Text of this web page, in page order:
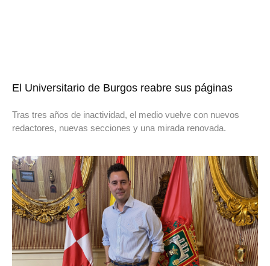
El Universitario de Burgos reabre sus páginas
Tras tres años de inactividad, el medio vuelve con nuevos
redactores, nuevas secciones y una mirada renovada.